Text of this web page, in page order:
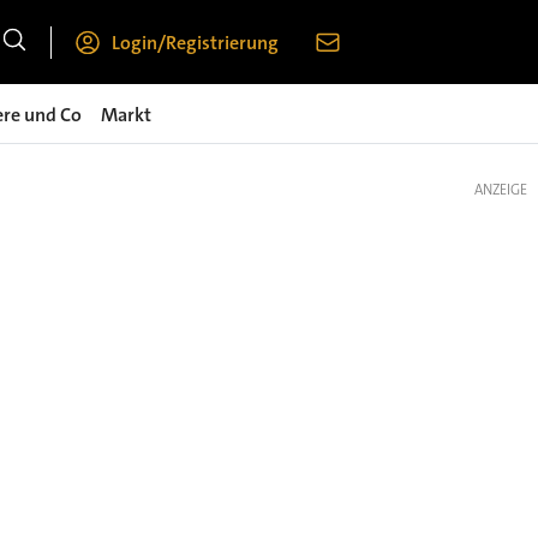
Login/Registrierung
und Co Markt
ANZEIGE